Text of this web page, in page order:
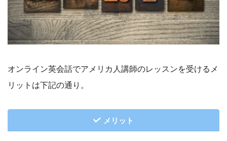
オンライン英会話でアメリカ人講師のレッスンを受けるメ
リットは下記の通り。
メリット